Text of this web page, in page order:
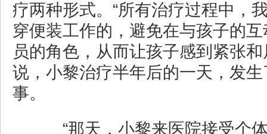
疗两种形式。“所有治疗过程中，
穿便装工作的，避免在与孩子的
员的角色，从而让孩子感到紧张和
说，小黎治疗半年后的一天，发
事。
“那天，小黎来医院接受个